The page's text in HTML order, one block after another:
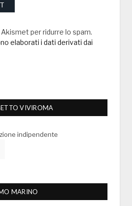
per ridurre lo spam.
elaborati i dati derivati dai
VIVIROMA
indipendente
MARINO